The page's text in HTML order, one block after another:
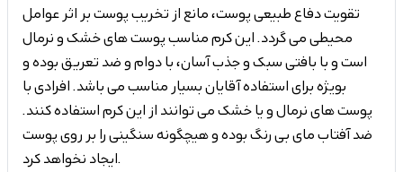
تقویت دفاع طبیعی پوست، مانع از تخریب پوست بر اثر عوامل
محیطی می گردد. این کرم مناسب پوست های خشک و نرمال
است و با بافتی سبک و جذب آسان، با دوام و ضد تعریق بوده و
بویژه برای استفاده آقایان بسیار مناسب می باشد. افرادی با
پوست های نرمال و یا خشک می توانند از این کرم استفاده کنند.
ضد آفتاب مای بی رنگ بوده و هیچگونه سنگینی را بر روی پوست
ایجاد نخواهد کرد.